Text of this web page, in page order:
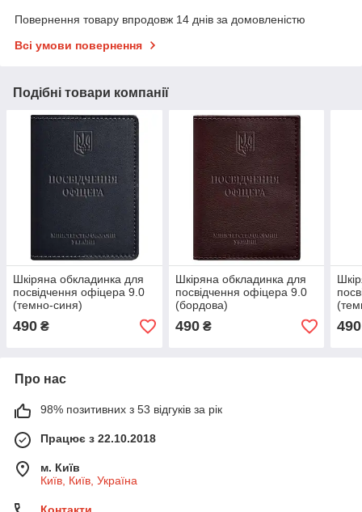
Повернення товару впродовж 14 днів за домовленістю
Всі умови повернення
Подібні товари компанії
Шкіряна обкладинка для
посвідчення офіцера 9.0
(темно-синя)
490 ₴
Шкіряна обкладинка для
посвідчення офіцера 9.0
(бордова)
490₴ 490
Про нас
98% позитивних з 53 відгуків за рік
Працює з 22.10.2018
м. Київ
Київ, Київ, Україна